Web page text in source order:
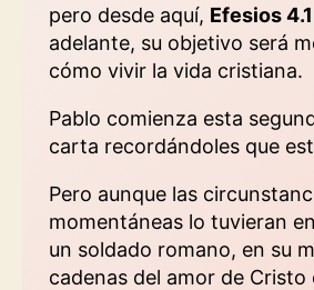
pero desde aquí, Efesios 4.1
adelante, su objetivo será
cómo vivir la vida cristiana.
Pablo comienza esta
carta recordándoles que
Pero aunque las
momentáneas lo tuvieran
un soldado romano, en su
cadenas del amor de Cristo